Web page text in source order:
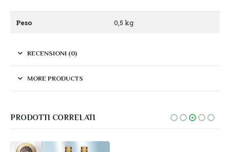
Peso 0,5 kg
RECENSIONI (0)
MORE PRODUCTS
PRODOTTI CORRELATI